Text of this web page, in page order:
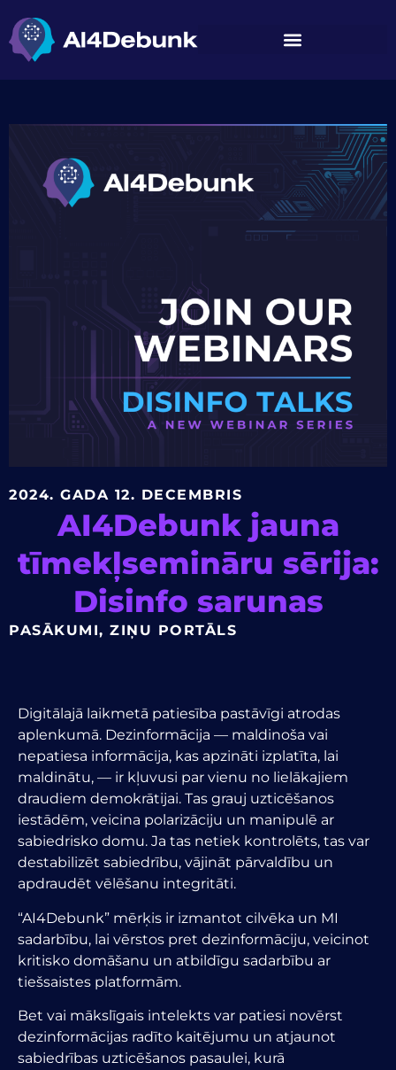
2024. GADA 12. DECEMBRIS
AI4Debunk jauna
tīmekļsemināru sērija:
Disinfo sarunas
PASĀKUMI, ZIŅU PORTĀLS
Digitālajā laikmetā patiesība pastāvīgi atrodas
aplenkumā. Dezinformācija — maldinoša vai
nepatiesa informācija, kas apzināti izplatīta, lai
maldinātu, — ir kļuvusi par vienu no lielākajiem
draudiem demokrātijai. Tas grauj uzticēšanos
iestādēm, veicina polarizāciju un manipulē ar
sabiedrisko domu. Ja tas netiek kontrolēts, tas var
destabilizēt sabiedrību, vājināt pārvaldību un
apdraudēt vēlēšanu integritāti.
“AI4Debunk” mērķis ir izmantot cilvēka un MI
sadarbību, lai vērstos pret dezinformāciju, veicinot
kritisko domāšanu un atbildīgu sadarbību ar
tiešsaistes platformām.
Bet vai mākslīgais intelekts var patiesi novērst
dezinformācijas radīto kaitējumu un atjaunot
sabiedrības uzticēšanos pasaulei, kurā